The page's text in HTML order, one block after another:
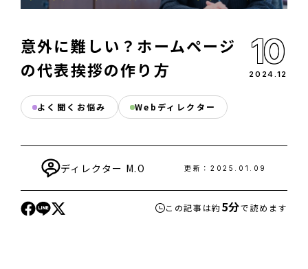
意外に難しい？ホームページ
の代表挨拶の作り方
10
2024.12
よく聞くお悩み Webディレクター
ディレクター M.O 更新： 2025.01.09
この記事は約5分で読めます